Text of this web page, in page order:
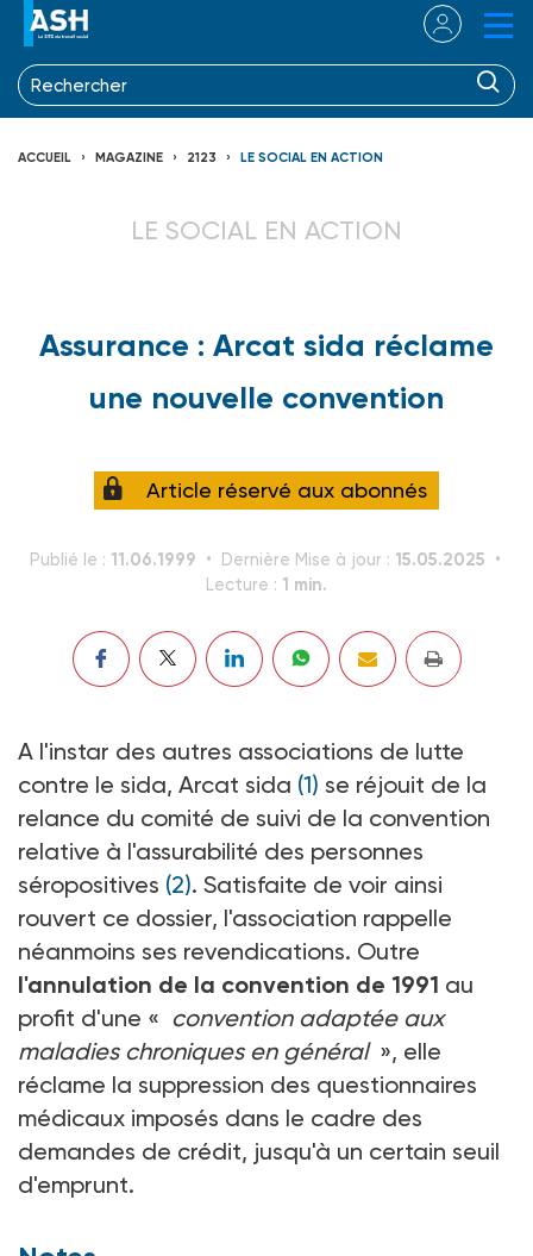
ACCUEIL MAGAZINE 2123 LE SOCIAL EN ACTION
LE SOCIAL EN ACTION
Assurance : Arcat sida réclame
une nouvelle convention
Article réservé aux abonnés
Publié le : 11.06.1999 Dernière Mise à jour : 15.05.2025
Lecture : 1 min.
A l'instar des autres associations de lutte
contre le sida, Arcat sida (1) se réjouit de la
relance du comité de suivi de la convention
relative à l'assurabilité des personnes
séropositives (2). Satisfaite de voir ainsi
rouvert ce dossier, l'association rappelle
néanmoins ses revendications. Outre
l'annulation de la convention de 1991 au
profit d'une « convention adaptée aux
maladies chroniques en général », elle
réclame la suppression des questionnaires
médicaux imposés dans le cadre des
demandes de crédit, jusqu'à un certain seuil
d'emprunt.